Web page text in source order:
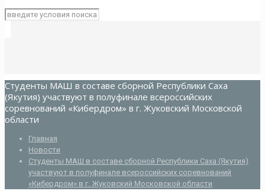
Студенты МАШ в составе сборной Республики Саха
(Якутия) участвуют в полуфинале всероссийских
соревнований «Кибердром» в г. Жуковский Московской
области
Главная
Новости
Студенты МАШ в составе сборной Республики Саха (Якутия)
участвуют в полуфинале всероссийских соревнований
«Кибердром» в г. Жуковский Московской области